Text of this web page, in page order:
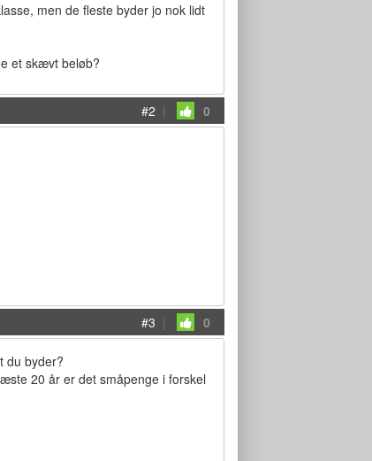
men de fleste byder jo nok lidt
et skævt beløb?
#2 | 0
#3 | 0
du byder?
20 år er det småpenge i forskel